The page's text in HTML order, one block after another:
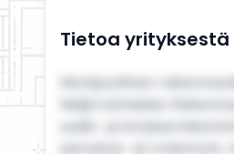
Tietoa yrityksestä
Monipuolinen
Neljä toimialaa:
uudis- ja
perustus- ja runkotyöt,